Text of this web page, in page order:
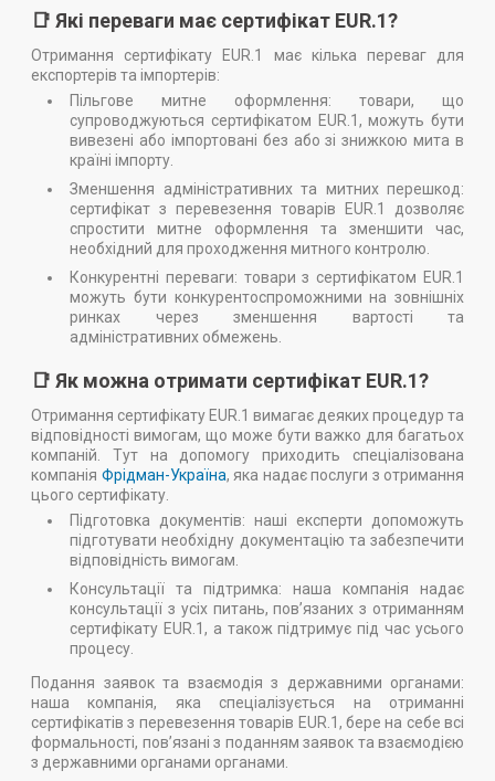
📑 Які переваги має сертифікат EUR.1?
Отримання сертифікату EUR.1 має кілька переваг для
експортерів та імпортерів:
Пільгове митне оформлення: товари, що
супроводжуються сертифікатом EUR.1, можуть бути
вивезені або імпортовані без або зі знижкою мита в
країні імпорту.
Зменшення адміністративних та митних перешкод:
сертифікат з перевезення товарів EUR.1 дозволяє
спростити митне оформлення та зменшити час,
необхідний для проходження митного контролю.
Конкурентні переваги: товари з сертифікатом EUR.1
можуть бути конкурентоспроможними на зовнішніх
ринках через зменшення вартості та
адміністративних обмежень.
📑 Як можна отримати сертифікат EUR.1?
Отримання сертифікату EUR.1 вимагає деяких процедур та
відповідності вимогам, що може бути важко для багатьох
компаній. Тут на допомогу приходить спеціалізована
компанія Фрідман-Україна, яка надає послуги з отримання
цього сертифікату.
Підготовка документів: наші експерти допоможуть
підготувати необхідну документацію та забезпечити
відповідність вимогам.
Консультації та підтримка: наша компанія надає
консультації з усіх питань, пов’язаних з отриманням
сертифікату EUR.1, а також підтримує під час усього
процесу.
Подання заявок та взаємодія з державними органами:
наша компанія, яка спеціалізується на отриманні
сертифікатів з перевезення товарів EUR.1, бере на себе всі
формальності, пов’язані з поданням заявок та взаємодією
з державними органами органами.